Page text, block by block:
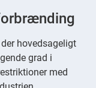
hovedsageligt
grad i
med